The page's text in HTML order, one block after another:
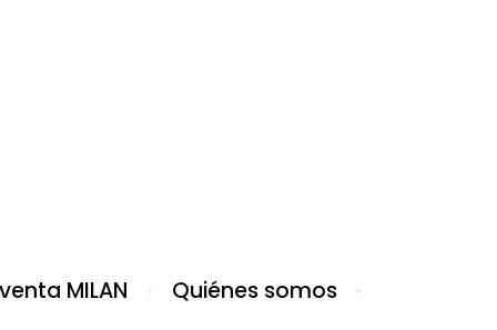
MILAN Quiénes somos